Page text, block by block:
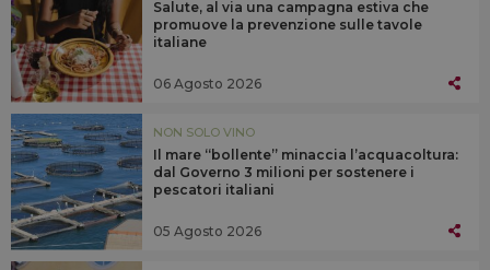
Salute, al via una campagna estiva che
promuove la prevenzione sulle tavole
italiane
06 Agosto 2026
NON SOLO VINO
Il mare “bollente” minaccia l’acquacoltura:
dal Governo 3 milioni per sostenere i
pescatori italiani
05 Agosto 2026